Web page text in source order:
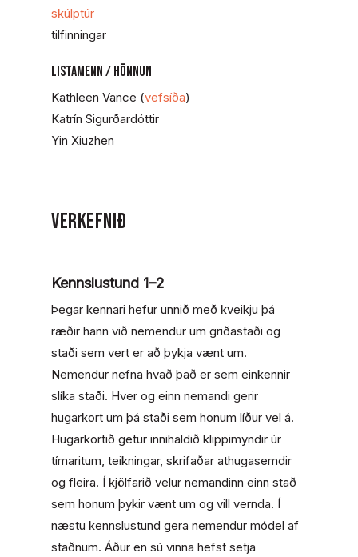
skúlptúr
tilfinningar
LISTAMENN / HÖNNUN
Kathleen Vance (vefsíða)
Katrín Sigurðardóttir
Yin Xiuzhen
Verkefnið
Kennslustund 1–2
Þegar kennari hefur unnið með kveikju þá
ræðir hann við nemendur um griðastaði og
staði sem vert er að þykja vænt um.
Nemendur nefna hvað það er sem einkennir
slíka staði. Hver og einn nemandi gerir
hugarkort um þá staði sem honum líður vel á.
Hugarkortið getur innihaldið klippimyndir úr
tímaritum, teikningar, skrifaðar athugasemdir
og fleira. Í kjölfarið velur nemandinn einn stað
sem honum þykir vænt um og vill vernda. Í
næstu kennslustund gera nemendur módel af
staðnum. Áður en sú vinna hefst setja